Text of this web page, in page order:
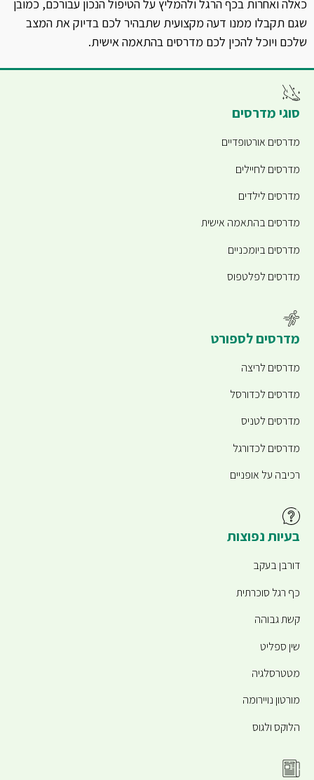
כאלה ואחרות בכף הרגל ולהמליץ על הטיפול הנכון עבורכם, כמובן
שגם תקבלו ממנו דעה מקצועית שתבהיר לכם בדיוק את המצב
שלכם ויוכל להכין לכם מדרסים בהתאמה אישית.
סוגי מדרסים
מדרסים אורטופדיים
מדרסים לחיילים
מדרסים לילדים
מדרסים בהתאמה אישית
מדרסים ביומכניים
מדרסים לפלטפוס
מדרסים לספורט
מדרסים לריצה
מדרסים לכדורסל
מדרסים לטניס
מדרסים לכדורגל
רכיבה על אופניים
בעיות נפוצות
דורבן בעקב
כף רגל סוכרתית
קשת גבוהה
שין ספליט
מטטרסלגיה
מורטון נויירומה
הלוקס ולגוס